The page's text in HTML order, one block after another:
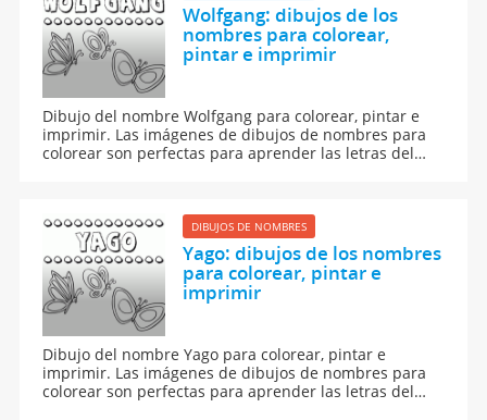
Wolfgang: dibujos de los
nombres para colorear,
pintar e imprimir
Dibujo del nombre Wolfgang para colorear, pintar e
imprimir. Las imágenes de dibujos de nombres para
colorear son perfectas para aprender las letras del
DIBUJOS DE NOMBRES
Yago: dibujos de los nombres
para colorear, pintar e
imprimir
Dibujo del nombre Yago para colorear, pintar e
imprimir. Las imágenes de dibujos de nombres para
colorear son perfectas para aprender las letras del